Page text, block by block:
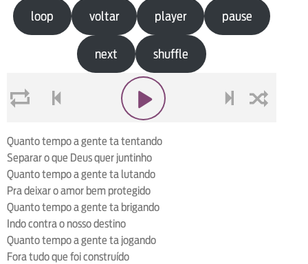
loop voltar player pause
next shuffle
Quanto tempo a gente ta tentando
Separar o que Deus quer juntinho
Quanto tempo a gente ta lutando
Pra deixar o amor bem protegido
Quanto tempo a gente ta brigando
Indo contra o nosso destino
Quanto tempo a gente ta jogando
Fora tudo que foi construído